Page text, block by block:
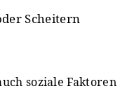
Scheitern
soziale Faktoren